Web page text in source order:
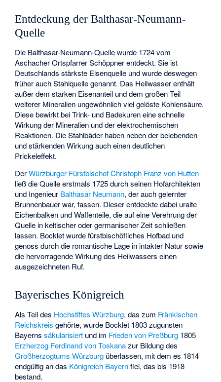
Entdeckung der Balthasar-Neumann-
Quelle
Die Balthasar-Neumann-Quelle wurde 1724 vom
Aschacher Ortspfarrer Schöppner entdeckt. Sie ist
Deutschlands stärkste Eisenquelle und wurde deswegen
früher auch Stahlquelle genannt. Das Heilwasser enthält
außer dem starken Eisenanteil und dem großen Teil
weiterer Mineralien ungewöhnlich viel gelöste Kohlensäure.
Diese bewirkt bei Trink- und Badekuren eine schnelle
Wirkung der Mineralien und der elektrochemischen
Reaktionen. Die Stahlbäder haben neben der belebenden
und stärkenden Wirkung auch einen deutlichen
Prickeleffekt.
DerWürzburger Fürstbischof Christoph Franz von Hutten
ließ die Quelle erstmals 1725 durch seinen Hofarchitekten
und Ingenieur Balthasar Neumann, der auch gelernter
Brunnenbauer war, fassen. Dieser entdeckte dabei uralte
Eichenbalken und Waffenteile, die auf eine Verehrung der
Quelle in keltischer oder germanischer Zeit schließen
lassen. Bocklet wurde fürstbischöfliches Hofbad und
genoss durch die romantische Lage in intakter Natur sowie
die hervorragende Wirkung des Heilwassers einen
ausgezeichneten Ruf.
Bayerisches Königreich
Als Teil des Hochstiftes Würzburg, das zum Fränkischen
Reichskreis gehörte, wurde Bocklet 1803 zugunsten
Bayernssäkularisiert und im Frieden von Preßburg 1805
Erzherzog Ferdinand von Toskanazur Bildung des
Großherzogtums Würzburg überlassen, mit dem es 1814
endgültig an das Königreich Bayernfiel, das bis 1918
bestand.